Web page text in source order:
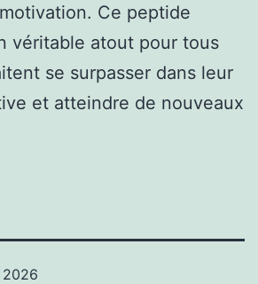
Ce peptide
véritable atout pour tous
se surpasser dans leur
et atteindre de nouveaux
2026